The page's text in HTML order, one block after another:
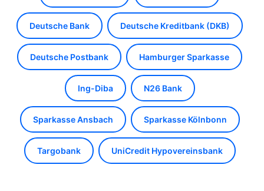
Deutsche Bank Deutsche Kreditbank (DKB)
Deutsche Postbank Hamburger Sparkasse
Ing-Diba N26 Bank
Sparkasse Ansbach Sparkasse Kölnbonn
Targobank UniCredit Hypovereinsbank